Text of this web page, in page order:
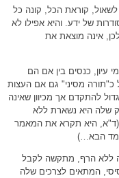
קוראת הכל, קונה כל
של ידע. והיא אפילו לא
אינה מוצאת את
עיון, כנסים בין אם הם
כ"תורה מסיני" גם אם העצות
להתקדם אך מכיוון שאינה
שלה היא נשארת ללא
(ד"א, היא תקרא את המאמר
הבא…)
ללא הרף, מתקשה לקבל
המתאים לצרכים שלה